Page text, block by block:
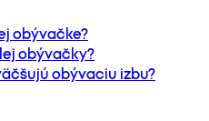
obývačke?
obývačky?
obývaciu izbu?